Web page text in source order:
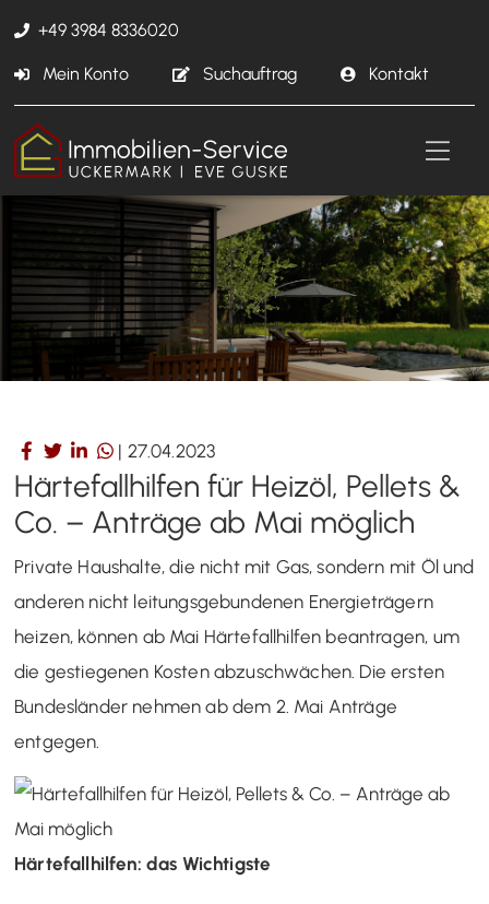
+49 3984 8336020
Mein Konto Suchauftrag Kontakt
| 27.04.2023
Härtefallhilfen für Heizöl, Pellets &
Co. – Anträge ab Mai möglich
Private Haushalte, die nicht mit Gas, sondern mit Öl und
anderen nicht leitungsgebundenen Energieträgern
heizen, können ab Mai Härtefallhilfen beantragen, um
die gestiegenen Kosten abzuschwächen. Die ersten
Bundesländer nehmen ab dem 2. Mai Anträge
entgegen.
Härtefallhilfen: das Wichtigste